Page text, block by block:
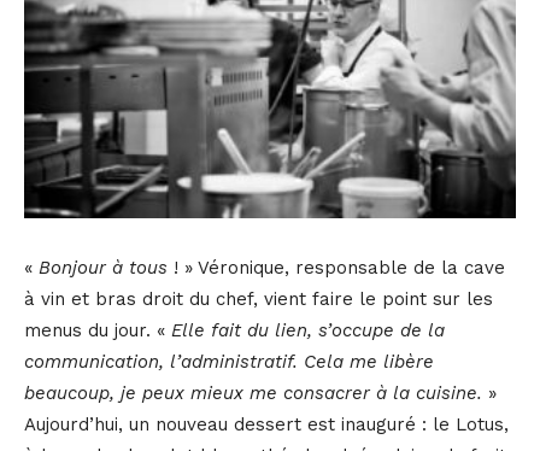
« Bonjour à tous ! » Véronique, responsable de la cave
à vin et bras droit du chef, vient faire le point sur les
menus du jour. « Elle fait du lien, s’occupe de la
communication, l’administratif. Cela me libère
beaucoup, je peux mieux me consacrer à la cuisine. »
Aujourd’hui, un nouveau dessert est inauguré : le Lotus,